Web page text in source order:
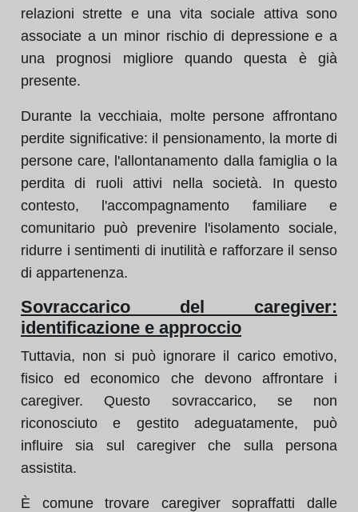
relazioni strette e una vita sociale attiva sono
associate a un minor rischio di depressione e a
una prognosi migliore quando questa è già
presente.
Durante la vecchiaia, molte persone affrontano
perdite significative: il pensionamento, la morte di
persone care, l'allontanamento dalla famiglia o la
perdita di ruoli attivi nella società. In questo
contesto, l'accompagnamento familiare e
comunitario può prevenire l'isolamento sociale,
ridurre i sentimenti di inutilità e rafforzare il senso
di appartenenza.
Sovraccarico del caregiver:
identificazione e approccio
Tuttavia, non si può ignorare il carico emotivo,
fisico ed economico che devono affrontare i
caregiver. Questo sovraccarico, se non
riconosciuto e gestito adeguatamente, può
influire sia sul caregiver che sulla persona
assistita.
È comune trovare caregiver sopraffatti dalle